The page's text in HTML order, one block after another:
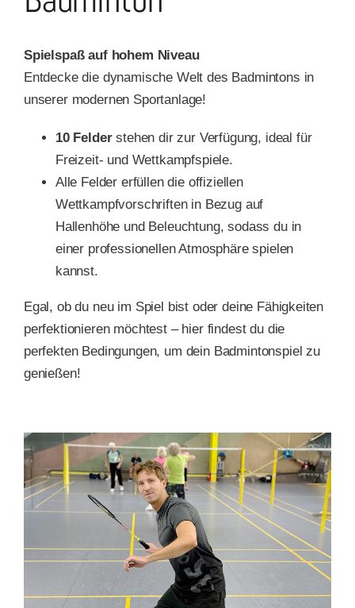
Spielspaß auf hohem Niveau
Entdecke die dynamische Welt des Badmintons in
unserer modernen Sportanlage!
10 Felderstehen dir zur Verfügung, ideal für
Freizeit- und Wettkampfspiele.
Alle Felder erfüllen die offiziellen
Wettkampfvorschriften in Bezug auf
Hallenhöhe und Beleuchtung, sodass du in
einer professionellen Atmosphäre spielen
kannst.
Egal, ob du neu im Spiel bist oder deine Fähigkeiten
perfektionieren möchtest – hier findest du die
perfekten Bedingungen, um dein Badmintonspiel zu
genießen!